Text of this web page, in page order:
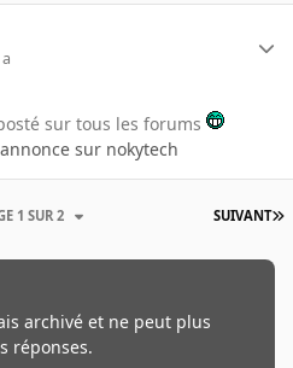
sur tous les forums
sur nokytech
SUIVANT
1 SUR 2
archivé et ne peut plus
réponses.